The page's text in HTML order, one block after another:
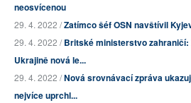
neosvícenou
29. 4. 2022 /Zatímco šéf OSN navštívil
29. 4. 2022 /Britské ministerstvo zahraničí:
Ukrajině nová le...
29. 4. 2022 /Nová srovnávací zpráva
nejvíce uprchl...